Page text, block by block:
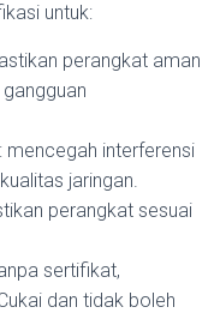
untuk:
perangkat aman
mencegah interferensi
jaringan.
perangkat sesuai
sertifikat,
dan tidak boleh